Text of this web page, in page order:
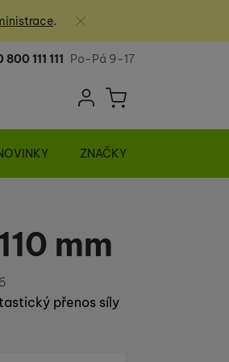
.
Zavřít
číslo
111 111 Po-Pá 9-17
Uživatelská
Přihlásit se
Košík
ZNAČKY
mm
přenos síly